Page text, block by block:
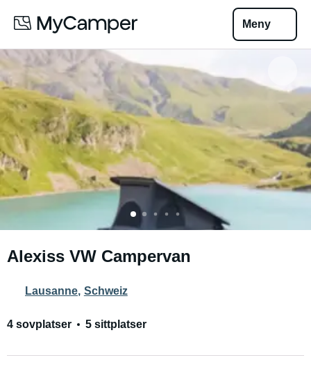
Meny
Alexiss VW Campervan
Lausanne, Schweiz
4 sovplatser 5 sittplatser